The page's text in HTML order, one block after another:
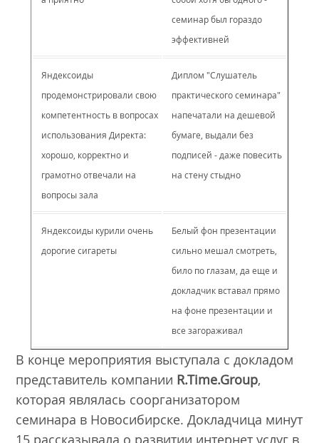
семинар был гораздо
эффективней
Яндексоиды
продемонстрировали свою
компетентность в вопросах
использования Директа:
хорошо, корректно и
грамотно отвечали на
вопросы зала
Диплом "Слушатель
практического семинара"
напечатали на дешевой
бумаге, выдали без
подписей - даже повесить
на стену стыдно
Яндексоиды курили очень
дорогие сигареты
Белый фон презентации
сильно мешал смотреть,
било по глазам, да еще и
докладчик вставал прямо
на фоне презентации и
все загораживал
В конце мероприятия выступала с докладом
представитель компании R.Time.Group,
которая являлась соорганизатором
семинара в Новосибирске. Докладчица минут
15 рассказывала о развитии интернет услуг в